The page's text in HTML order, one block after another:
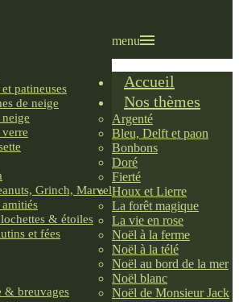
patineuses
de neige
Grinch, Marvel
& étoiles
et fées
& breuvages
menu
Accueil
Nos thèmes
Argenté
Bleu, Delft et paon
Bonbons
Doré
Fierté
Houx et Lierre
La forêt magique
La vie en rose
Noël à la ferme
Noël à la télé
Noël au bord de la mer
Noël blanc
Noël de Monsieur Jack